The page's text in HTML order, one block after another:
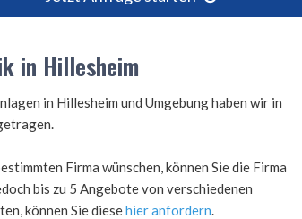
in Hillesheim
in Hillesheim und Umgebung haben wir in
Firma wünschen, können Sie die Firma
bis zu 5 Angebote von verschiedenen
können Sie diesehier anfordern.